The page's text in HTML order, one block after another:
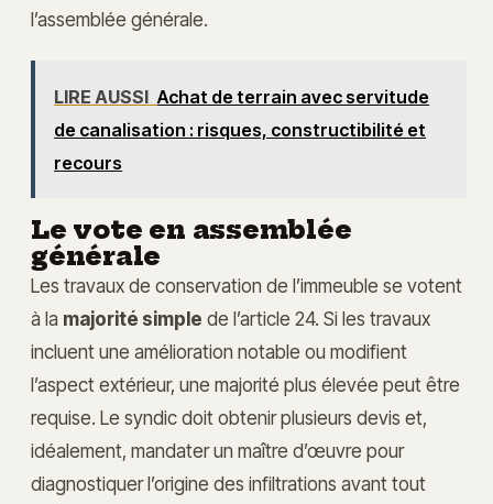
l’assemblée générale.
LIRE AUSSI Achat de terrain avec servitude
de canalisation : risques, constructibilité et
recours
Le vote en assemblée
générale
Les travaux de conservation de l’immeuble se votent
à la majorité simple de l’article 24. Si les travaux
incluent une amélioration notable ou modifient
l’aspect extérieur, une majorité plus élevée peut être
requise. Le syndic doit obtenir plusieurs devis et,
idéalement, mandater un maître d’œuvre pour
diagnostiquer l’origine des infiltrations avant tout